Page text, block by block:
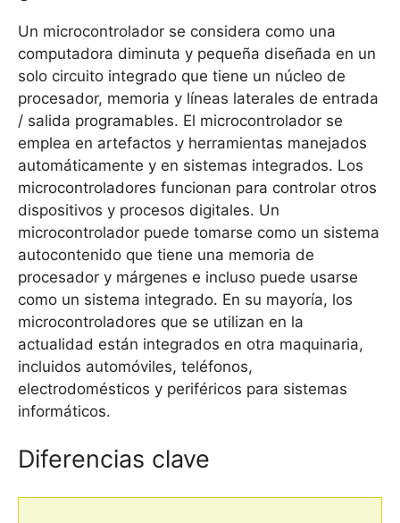
Un microcontrolador se considera como una
computadora diminuta y pequeña diseñada en un
solo circuito integrado que tiene un núcleo de
procesador, memoria y líneas laterales de entrada
/ salida programables. El microcontrolador se
emplea en artefactos y herramientas manejados
automáticamente y en sistemas integrados. Los
microcontroladores funcionan para controlar otros
dispositivos y procesos digitales. Un
microcontrolador puede tomarse como un sistema
autocontenido que tiene una memoria de
procesador y márgenes e incluso puede usarse
como un sistema integrado. En su mayoría, los
microcontroladores que se utilizan en la
actualidad están integrados en otra maquinaria,
incluidos automóviles, teléfonos,
electrodomésticos y periféricos para sistemas
informáticos.
Diferencias clave